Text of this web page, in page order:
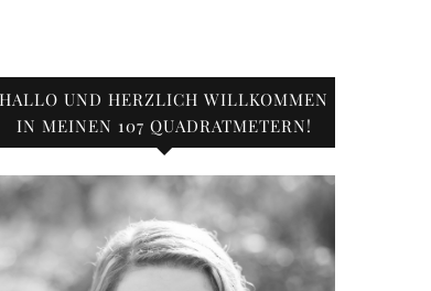
HALLO UND HERZLICH WILLKOMMEN
IN MEINEN 107 QUADRATMETERN!